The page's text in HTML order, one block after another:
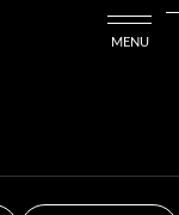
MENU
後に画面が